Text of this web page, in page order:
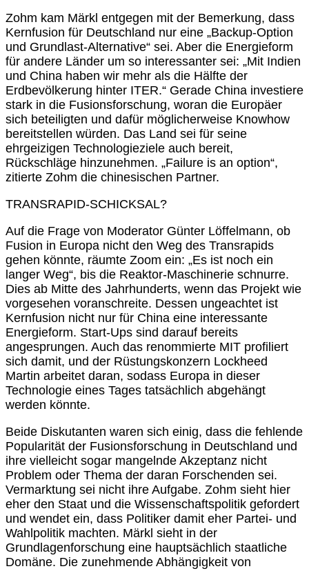
Zohm kam Märkl entgegen mit der Bemerkung, dass
Kernfusion für Deutschland nur eine „Backup-Option
und Grundlast-Alternative“ sei. Aber die Energieform
für andere Länder um so interessanter sei: „Mit Indien
und China haben wir mehr als die Hälfte der
Erdbevölkerung hinter ITER.“ Gerade China investiere
stark in die Fusionsforschung, woran die Europäer
sich beteiligten und dafür möglicherweise Knowhow
bereitstellen würden. Das Land sei für seine
ehrgeizigen Technologieziele auch bereit,
Rückschläge hinzunehmen. „Failure is an option“,
zitierte Zohm die chinesischen Partner.
TRANSRAPID-SCHICKSAL?
Auf die Frage von Moderator Günter Löffelmann, ob
Fusion in Europa nicht den Weg des Transrapids
gehen könnte, räumte Zoom ein: „Es ist noch ein
langer Weg“, bis die Reaktor-Maschinerie schnurre.
Dies ab Mitte des Jahrhunderts, wenn das Projekt wie
vorgesehen voranschreite. Dessen ungeachtet ist
Kernfusion nicht nur für China eine interessante
Energieform. Start-Ups sind darauf bereits
angesprungen. Auch das renommierte MIT profiliert
sich damit, und der Rüstungskonzern Lockheed
Martin arbeitet daran, sodass Europa in dieser
Technologie eines Tages tatsächlich abgehängt
werden könnte.
Beide Diskutanten waren sich einig, dass die fehlende
Popularität der Fusionsforschung in Deutschland und
ihre vielleicht sogar mangelnde Akzeptanz nicht
Problem oder Thema der daran Forschenden sei.
Vermarktung sei nicht ihre Aufgabe. Zohm sieht hier
eher den Staat und die Wissenschaftspolitik gefordert
und wendet ein, dass Politiker damit eher Partei- und
Wahlpolitik machten. Märkl sieht in der
Grundlagenforschung eine hauptsächlich staatliche
Domäne. Die zunehmende Abhängigkeit von